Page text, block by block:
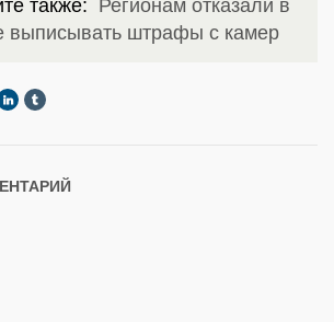
также:
Регионам отказали в
выписывать штрафы с камер